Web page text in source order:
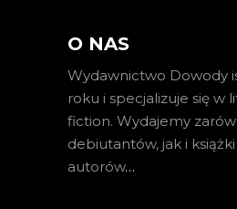
O NAS
Wydawnictwo Dowody
roku i specjalizuje się w
fiction. Wydajemy
debiutantów, jak i
autorów…